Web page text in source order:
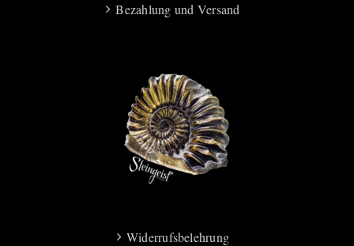
Bezahlung und Versand
Widerrufsbelehrung